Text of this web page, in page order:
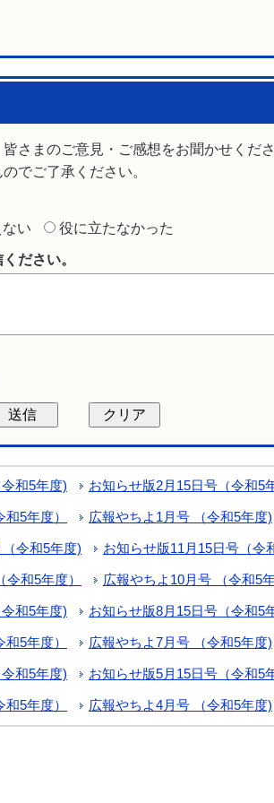
さまのご意見・ご感想をお聞かせくだ
でご了承ください。
い 役に立たなかった
ださい。
和5年度) お知らせ版2月15日号（令和5
5年度） 広報やちよ1月号 （令和5年度)
令和5年度) お知らせ版11月15日号（令
和5年度） 広報やちよ10月号 （令和5
和5年度) お知らせ版8月15日号（令和5
5年度） 広報やちよ7月号 （令和5年度)
和5年度) お知らせ版5月15日号（令和5
5年度） 広報やちよ4月号 （令和5年度)